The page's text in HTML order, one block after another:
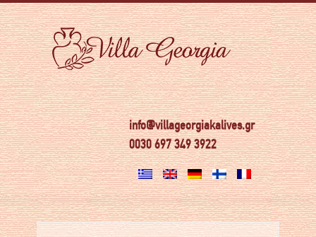
info@villageorgiakalives.gr
0030 697 349 3922